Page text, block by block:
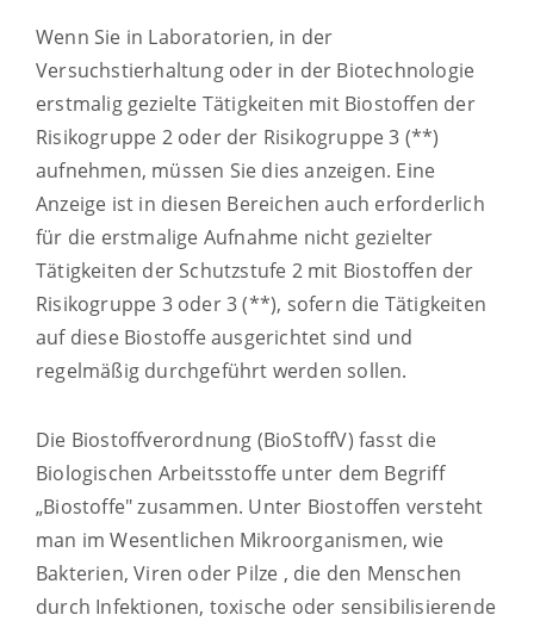
Wenn Sie in Laboratorien, in der
Versuchstierhaltung oder in der Biotechnologie
erstmalig gezielte Tätigkeiten mit Biostoffen der
Risikogruppe 2 oder der Risikogruppe 3 (**)
aufnehmen, müssen Sie dies anzeigen. Eine
Anzeige ist in diesen Bereichen auch erforderlich
für die erstmalige Aufnahme nicht gezielter
Tätigkeiten der Schutzstufe 2 mit Biostoffen der
Risikogruppe 3 oder 3 (**), sofern die Tätigkeiten
auf diese Biostoffe ausgerichtet sind und
regelmäßig durchgeführt werden sollen.
Die Biostoffverordnung (BioStoffV) fasst die
Biologischen Arbeitsstoffe unter dem Begriff
„Biostoffe" zusammen. Unter Biostoffen versteht
man im Wesentlichen Mikroorganismen, wie
Bakterien, Viren oder Pilze , die den Menschen
durch Infektionen, toxische oder sensibilisierende